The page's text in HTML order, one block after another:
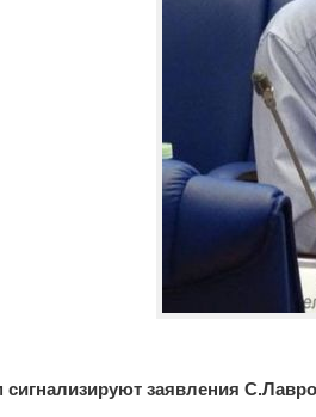
сигнализируют заявления